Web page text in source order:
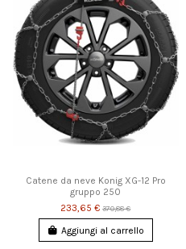
Catene da neve Konig XG-12 Pro
gruppo 250
233,65 €370,88 €
Aggiungi al carrello